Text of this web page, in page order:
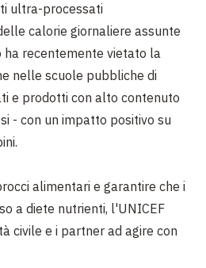
ultra-processati
calorie giornaliere assunte
ha recentemente vietato la
nelle scuole pubbliche di
e prodotti con alto contenuto
- con un impatto positivo su
alimentari e garantire che i
a diete nutrienti, l'UNICEF
civile e i partner ad agire con